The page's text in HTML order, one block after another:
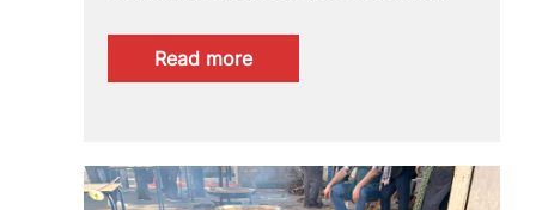
Read more:
XARRADES
MÀSTER
EN